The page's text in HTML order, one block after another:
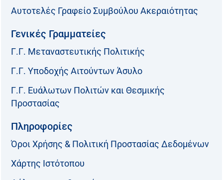
Αυτοτελές Γραφείο Συμβούλου Ακεραιότητας
Γενικές Γραμματείες
Γ.Γ. Μεταναστευτικής Πολιτικής
Γ.Γ. Υποδοχής Αιτούντων Άσυλο
Γ.Γ. Ευάλωτων Πολιτών και Θεσμικής
Προστασίας
Πληροφορίες
Όροι Χρήσης & Πολιτική Προστασίας Δεδομένων
Χάρτης Ιστότοπου